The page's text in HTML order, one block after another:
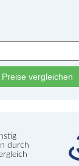
Preise vergleichen
durch